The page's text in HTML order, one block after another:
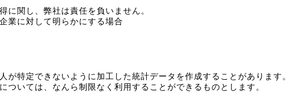
に関し、弊社は責任を負いません。
業に対して明らかにする場合
が特定できないように加工した統計データを作成することがあります。
ついては、なんら制限なく利用することができるものとします。